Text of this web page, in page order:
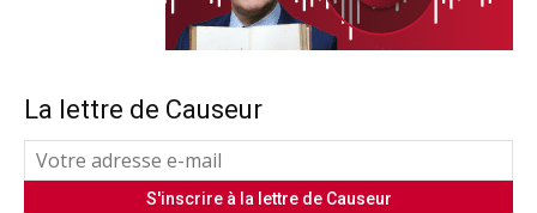
La lettre de Causeur